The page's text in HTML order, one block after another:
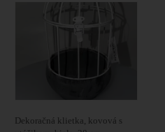
Dekoračná klietka, kovová s